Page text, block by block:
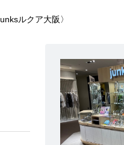
ルクア大阪〉